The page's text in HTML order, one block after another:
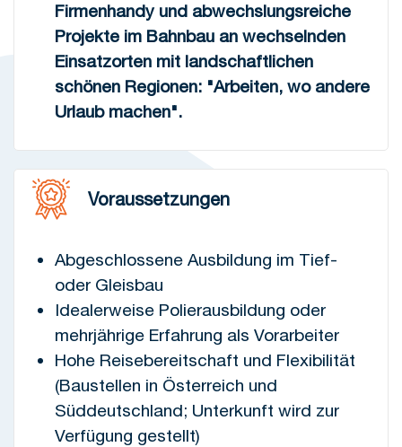
Firmenhandy und abwechslungsreiche
Projekte im Bahnbau an wechselnden
Einsatzorten mit landschaftlichen
schönen Regionen: "Arbeiten, wo andere
Urlaub machen".
Voraussetzungen
Abgeschlossene Ausbildung im Tief-
oder Gleisbau
Idealerweise Polierausbildung oder
mehrjährige Erfahrung als Vorarbeiter
Hohe Reisebereitschaft und Flexibilität
(Baustellen in Österreich und
Süddeutschland; Unterkunft wird zur
Verfügung gestellt)